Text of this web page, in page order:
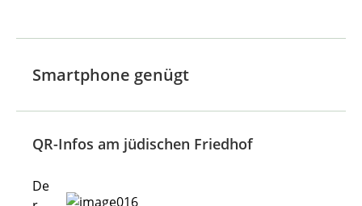
Smartphone genügt
QR-Infos am jüdischen Friedhof
De